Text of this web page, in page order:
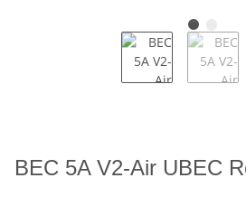
BEC 5A V2-Air UBEC